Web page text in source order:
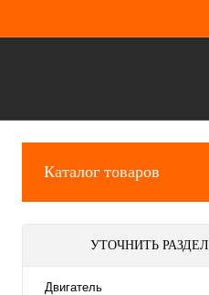
Каталог товаров
УТОЧНИТЬ РАЗДЕЛ
Двигатель